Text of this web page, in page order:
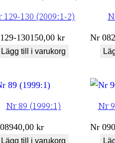
129-130 (2009:1-2)
129-130150,00kr
Lägg till i varukorg
Nr 082
Nr 89 (1999:1)
08940,00kr
Lägg till i varukorg
Nr
Nr